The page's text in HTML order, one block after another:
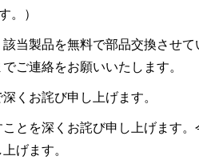
。）
当製品を無料で部品交換させ
ご連絡をお願いいたします。
くお詫び申し上げます。
とを深くお詫び申し上げます
げます。